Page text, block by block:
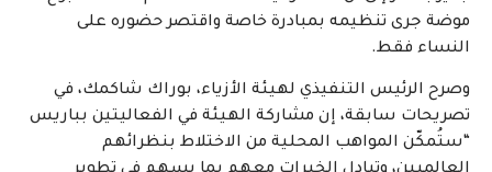
موضة جرى تنظيمه بمبادرة خاصة واقتصر حضوره على
النساء فقط.
وصرح الرئيس التنفيذي لهيئة الأزياء، بوراك شاكمك، في
تصريحات سابقة، إن مشاركة الهيئة في الفعاليتين بباريس
“ستُمكّن المواهب المحلية من الاختلاط بنظرائهم